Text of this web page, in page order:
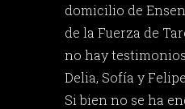
domicilio de
de la Fuerza de
no hay testimonios
Delia, Sofía y
Si bien no se ha